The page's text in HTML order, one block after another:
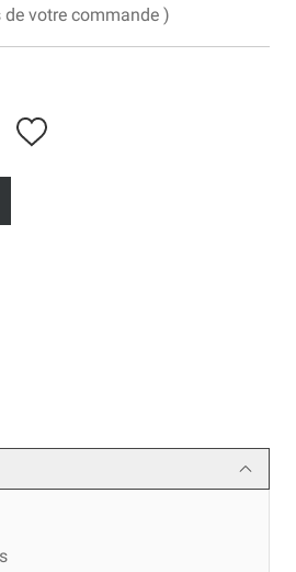
votre commande )